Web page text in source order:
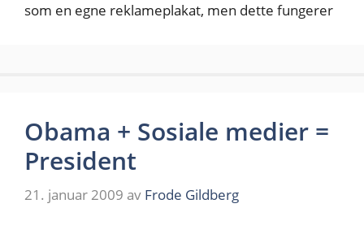
som en egne reklameplakat, men dette fungerer
Obama + Sosiale medier =
President
21. januar 2009 av Frode Gildberg